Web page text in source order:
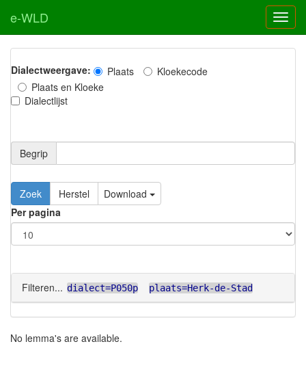
e-WLD
Dialectweergave: Plaats
Kloekecode
Plaats en Kloeke
Dialectlijst
Begrip
Zoek Herstel
Download
Per pagina
Filteren... dialect=P050p plaats=Herk-de-Stad
No lemma's are available.